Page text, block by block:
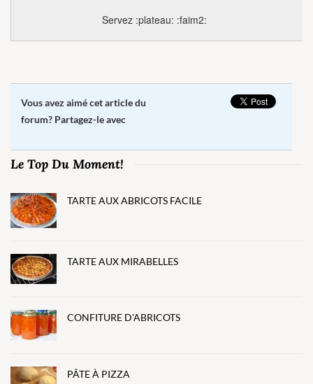
Servez :plateau: :faim2:
Vous avez aimé cet article du
forum? Partagez-le avec
Le Top Du Moment!
TARTE AUX ABRICOTS FACILE
TARTE AUX MIRABELLES
CONFITURE D'ABRICOTS
PÂTE À PIZZA